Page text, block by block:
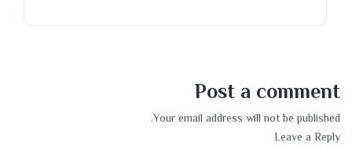
Post a comment
Your email address will not be published.
Leave a Reply